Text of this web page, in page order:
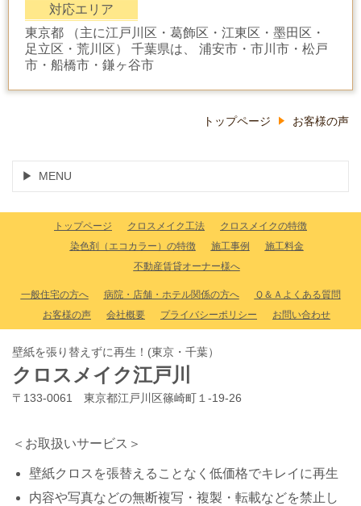
対応エリア
東京都 （主に江戸川区・葛飾区・江東区・墨田区・
足立区・荒川区） 千葉県は、 浦安市・市川市・松戸
市・船橋市・鎌ヶ谷市
トップページ お客様の声
MENU
トップページ クロスメイク工法
クロスメイクの特徴
染色剤（エコカラー）の特徴
施工事例
施工料金
不動産賃貸オーナー様へ
一般住宅の方へ 病院・店舗・ホテル関係の方へ
Ｑ＆Ａよくある質問
お客様の声
会社概要 プライバシーポリシー お問い合わせ
壁紙を張り替えずに再生！(東京・千葉）
クロスメイク江戸川
〒133-0061 東京都江戸川区篠崎町１-19-26
＜お取扱いサービス＞
壁紙クロスを張替えることなく低価格でキレイに再生
内容や写真などの無断複写・複製・転載などを禁止し